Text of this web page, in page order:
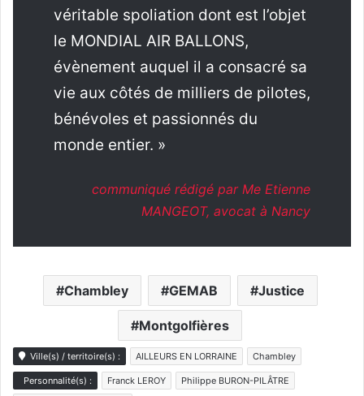
véritable spoliation dont est l’objet
le MONDIAL AIR BALLONS,
évènement auquel il a consacré sa
vie aux côtés de milliers de pilotes,
bénévoles et passionnés du
monde entier. »
communiqué rédigé par Me Etienne
MANGEOT, avocat à Nancy
Chambley GEMAB Justice
Montgolfières
Ville(s) / territoire(s) : AILLEURS EN LORRAINE Chambley
Personnalité(s) : Franck LEROY
Philippe BURON-PILÂTRE